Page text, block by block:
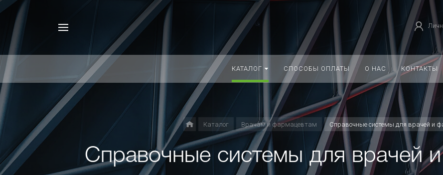
КАТАЛОГ СПОСОБЫ ОПЛАТЫ О НАС КОНТАКТЫ
Каталог Врачам и фармацевтам Справочные системы для врачей и
Справочные системы для врачей